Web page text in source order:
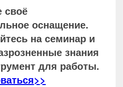
своё
оснащение.
на семинар и
знания
для работы.